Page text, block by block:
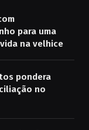
para uma
na velhice
pondera
no